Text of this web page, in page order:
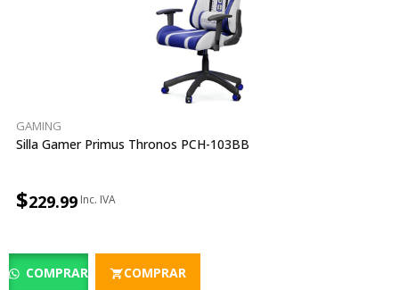
GAMING
Silla Gamer Primus Thronos PCH-103BB
$229.99
COMPRAR COMPRAR